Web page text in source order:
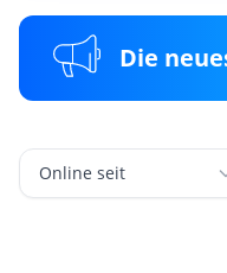
Die
Online seit